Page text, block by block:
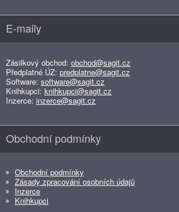
E-maily
Zásilkový obchod: obchod@sagit.cz
Předplatné ÚZ: predplatne@sagit.cz
Software: software@sagit.cz
Knihkupci: knihkupci@sagit.cz
Inzerce: inzerce@sagit.cz
Obchodní podmínky
Obchodní podmínky
Zásady zpracování osobních údajů
Inzerce
Knihkupci